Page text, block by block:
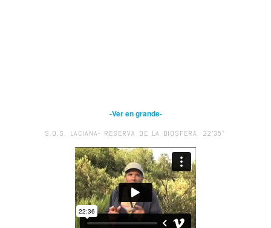
-Ver en grande-
S.O.S. LACIANA- RESERVA DE LA BIOSFERA. 22’35”